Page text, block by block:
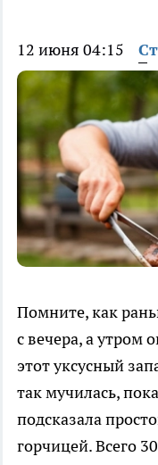
12 июня 04:15
Помните, как
с вечера, а утром
этот уксусный
так мучилась,
подсказала
горчицей. Всего